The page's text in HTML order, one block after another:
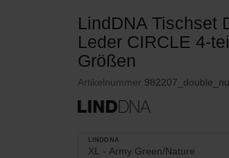
LindDNA Tischset
Leder CIRCLE 4-
Größen
Artikelnummer
LINDDNA